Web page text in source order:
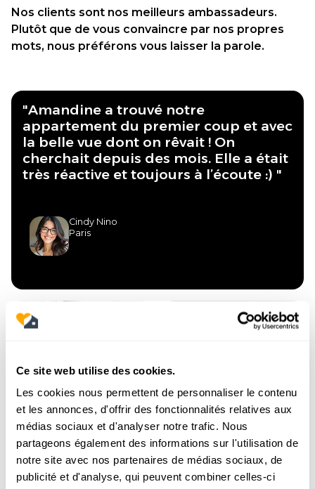
Ce site web utilise des cookies.
Les cookies nous permettent de personnaliser le contenu
et les annonces, d'offrir des fonctionnalités relatives aux
médias sociaux et d'analyser notre trafic. Nous
partageons également des informations sur l'utilisation de
notre site avec nos partenaires de médias sociaux, de
publicité et d'analyse, qui peuvent combiner celles-ci
Nos clients sont nos meilleurs ambassadeurs.
Plutôt que de vous convaincre par nos propres
mots, nous préférons vous laisser la parole.
"Amandine a trouvé notre
appartement du premier coup et avec
la belle vue dont on rêvait ! On
cherchait depuis des mois. Elle a était
très réactive et toujours à l’écoute :) "
Cindy Nino
Paris